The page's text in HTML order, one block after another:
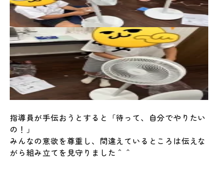
指導員が手伝おうとすると「待って、自分でやりたい
の！」
みんなの意欲を尊重し、間違えているところは伝えな
がら組み立てを見守りました＾＾